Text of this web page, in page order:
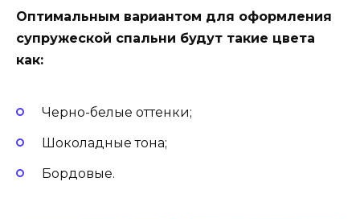
Оптимальным вариантом для оформления
супружеской спальни будут такие цвета
как:
Черно-белые оттенки;
Шоколадные тона;
Бордовые.